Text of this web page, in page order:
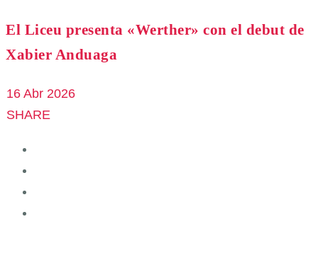
El Liceu presenta «Werther» con el debut de
Xabier Anduaga
16 Abr 2026
SHARE